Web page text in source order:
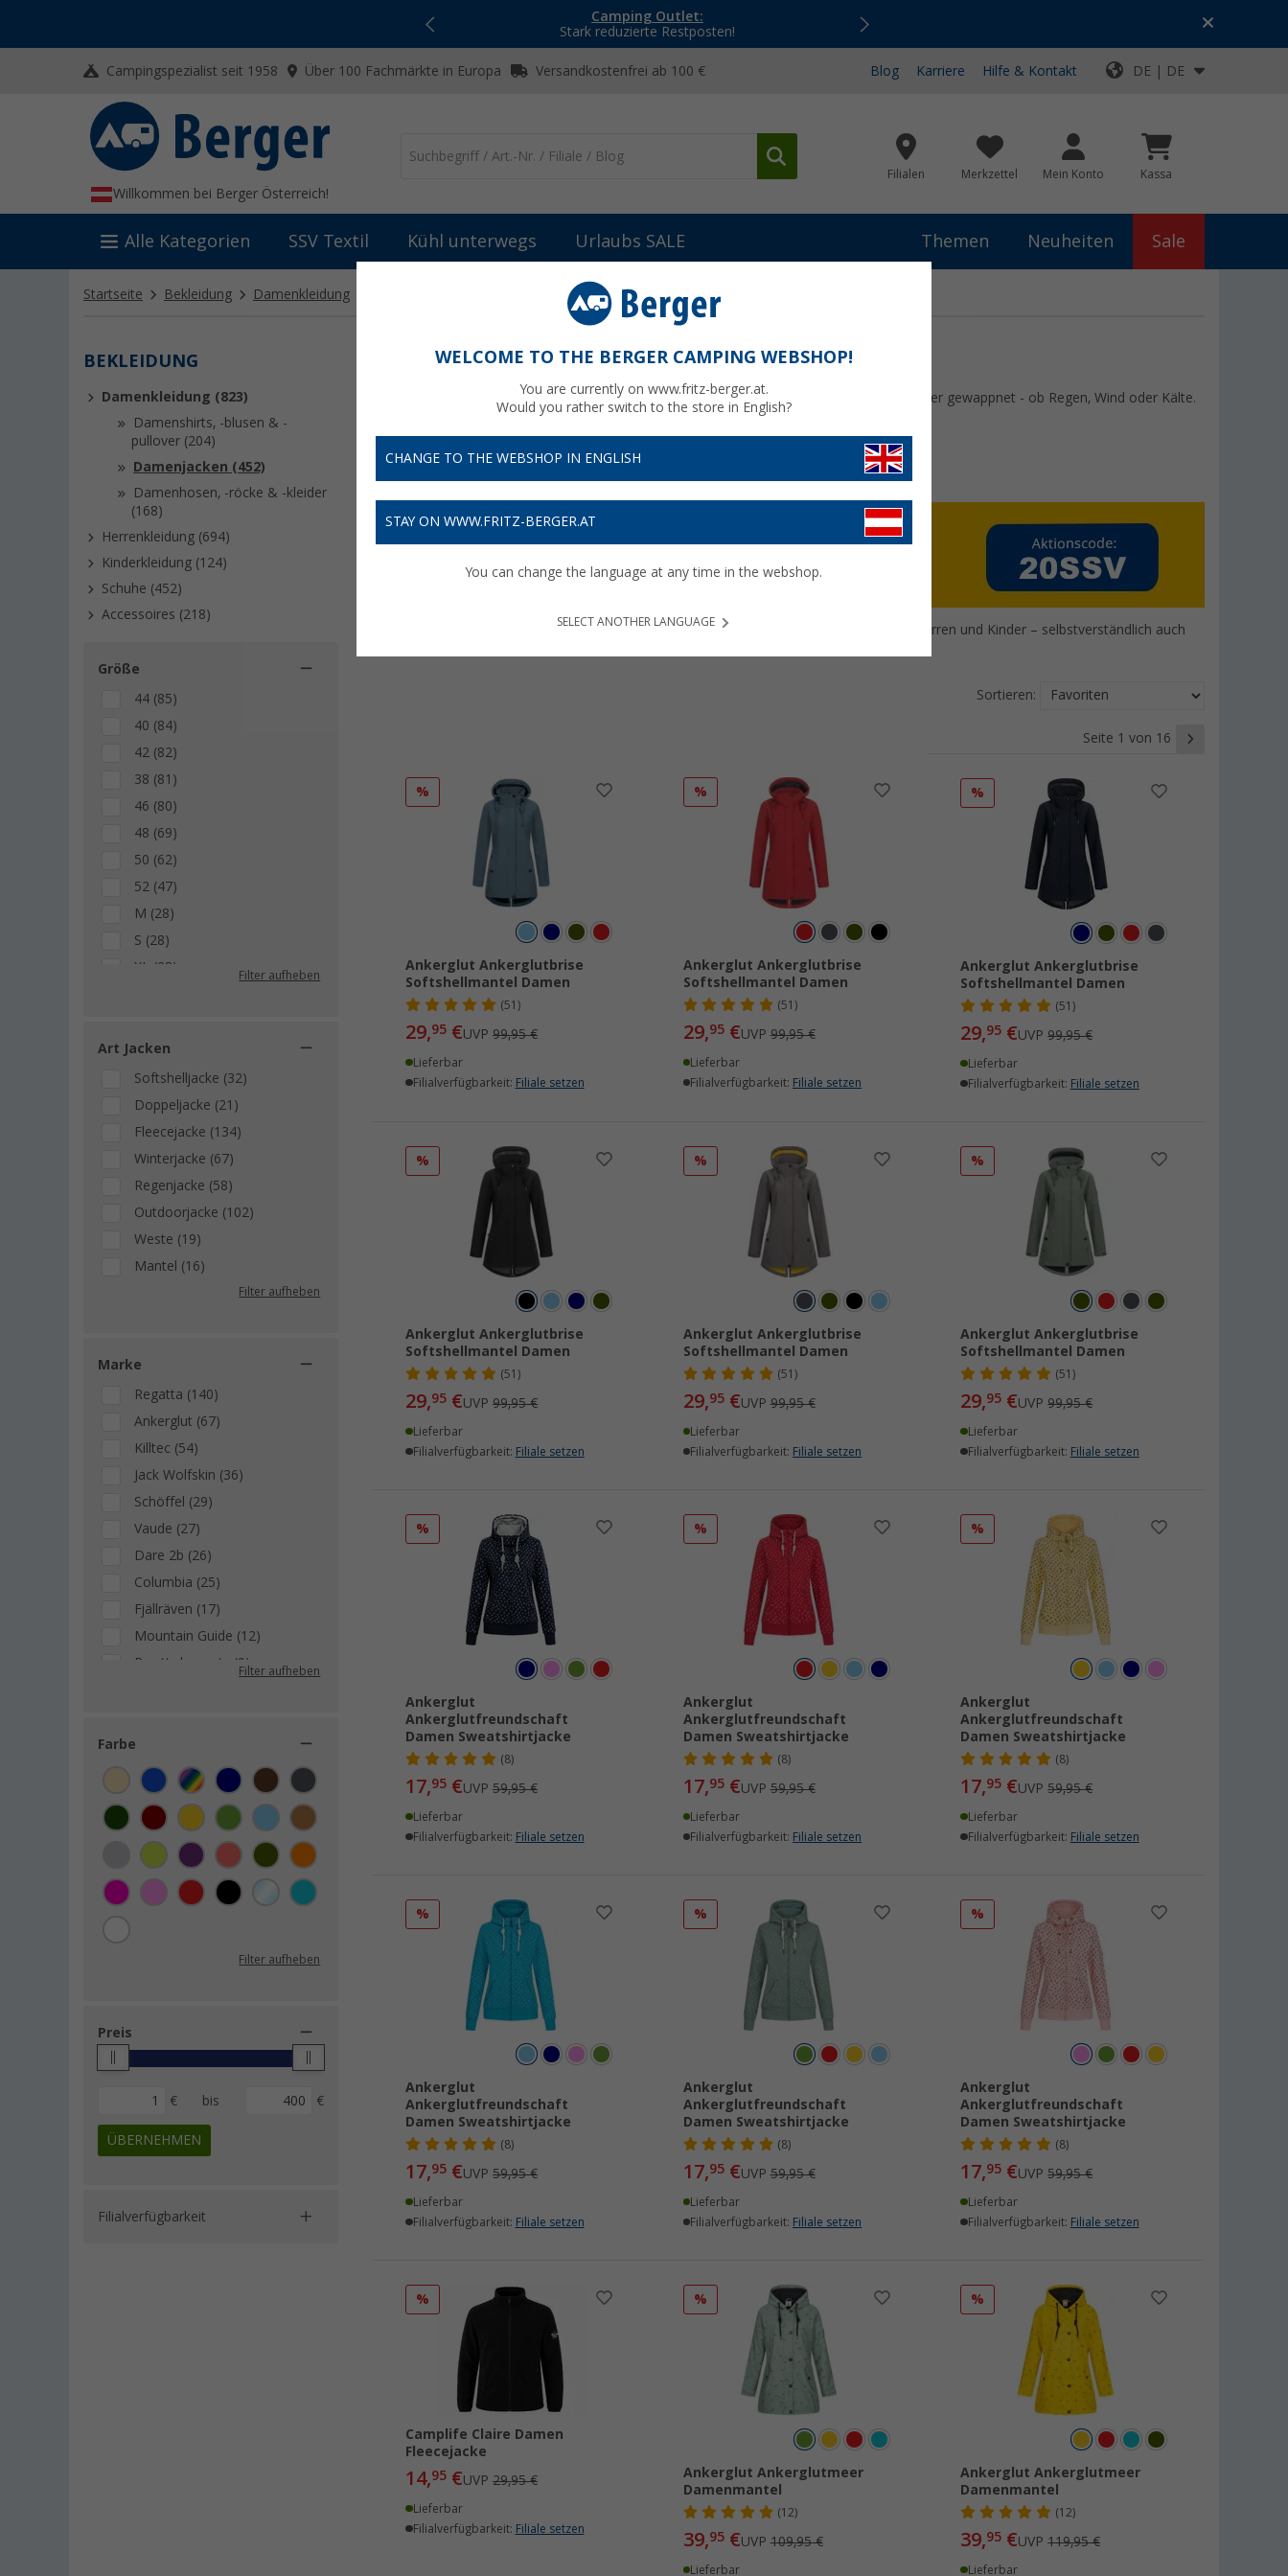
Camping Outlet:
Stark reduzierte Restposten!
Top-Deals für dein Abenteuer!
Campingspezialist seit 1958 Über 100 Fachmärkte in Europa Versandkostenfrei ab 100 € Blog Karriere Hilfe & Kontakt DE | DE
Willkommen bei Berger Österreich!
Filialen Merkzettel Mein Konto Kassa
Alle Kategorien SSV Textil Kühl unterwegs Urlaubs SALE Themen Neuheiten Sale
Startseite Bekleidung Damenkleidung
BEKLEIDUNG
Damenkleidung (823)
Damenshirts, -blusen & -
pullover (204)
Damenjacken (452)
Damenhosen, -röcke & -kleider
(168)
Herrenkleidung (694)
Kinderkleidung (124)
Schuhe (452)
Accessoires (218)
Größe
44 (85)
40 (84)
42 (82)
38 (81)
46 (80)
48 (69)
50 (62)
52 (47)
M (28)
S (28)
XL (28)
XXL (13)
XXXL (5)
4XL (4)
5XL (4)
Filter aufheben
Art Jacken
Softshelljacke (32)
Doppeljacke (21)
Fleecejacke (134)
Winterjacke (67)
Regenjacke (58)
Outdoorjacke (102)
Weste (19)
Mantel (16)
Filter aufheben
Marke
Regatta (140)
Ankerglut (67)
Killtec (54)
Jack Wolfskin (36)
Schöffel (29)
Vaude (27)
Dare 2b (26)
Columbia (25)
Fjällräven (17)
Mountain Guide (12)
Pro-X elements (9)
Deproc (2)
Basic Nature (1)
Camplife (1)
Filter aufheben
Farbe
Filter aufheben
Preis
€ bis €
ÜBERNEHMEN
Filialverfügbarkeit
DAMENJACKEN
Schlechtes Wetter? Kein Problem! Mit der richtigen Outdoorjacke bist du für jedes Abenteuer gewappnet - ob Regen, Wind oder Kälte.
Entdecke bei Berger Camping funktionale und stylische Damenjacken für draußen.
20SSVzusätzlich 20 % Rabatt auf Outdoor-Mode für Damen, Herren und Kinder – selbstverständlich auch
Sortieren:
Seite 1 von 16
%
Ankerglut Ankerglutbrise
Softshellmantel Damen
(51)
29,95 €UVP99,95 €
Lieferbar
Filialverfügbarkeit: Filiale setzen
%
Ankerglut Ankerglutbrise
Softshellmantel Damen
(51)
29,95€UVP99,95 €
Lieferbar
Filialverfügbarkeit: Filiale setzen
%
Ankerglut Ankerglutbrise
Softshellmantel Damen
(51)
29,95 €UVP99,95 €
Lieferbar
Filialverfügbarkeit: Filiale setzen
%
Ankerglut Ankerglutbrise
Softshellmantel Damen
(51)
29,95 €UVP99,95 €
Lieferbar
Filialverfügbarkeit: Filiale setzen
%
Ankerglut Ankerglutbrise
Softshellmantel Damen
(51)
29,95€UVP99,95 €
Lieferbar
Filialverfügbarkeit: Filiale setzen
%
Ankerglut Ankerglutbrise
Softshellmantel Damen
(51)
29,95 €UVP99,95 €
Lieferbar
Filialverfügbarkeit: Filiale setzen
%
Ankerglut
Ankerglutfreundschaft
Damen Sweatshirtjacke
(8)
17,95 €UVP59,95 €
Lieferbar
Filialverfügbarkeit: Filiale setzen
%
Ankerglut
Ankerglutfreundschaft
Damen Sweatshirtjacke
(8)
17,95€UVP59,95 €
Lieferbar
Filialverfügbarkeit: Filiale setzen
%
Ankerglut
Ankerglutfreundschaft
Damen Sweatshirtjacke
(8)
17,95 €UVP59,95 €
Lieferbar
Filialverfügbarkeit: Filiale setzen
%
Ankerglut
Ankerglutfreundschaft
Damen Sweatshirtjacke
(8)
17,95 €UVP59,95 €
Lieferbar
Filialverfügbarkeit: Filiale setzen
%
Ankerglut
Ankerglutfreundschaft
Damen Sweatshirtjacke
(8)
17,95€UVP59,95 €
Lieferbar
Filialverfügbarkeit: Filiale setzen
%
Ankerglut
Ankerglutfreundschaft
Damen Sweatshirtjacke
(8)
17,95 €UVP59,95 €
Lieferbar
Filialverfügbarkeit: Filiale setzen
%
Camplife Claire Damen
Fleecejacke
14,95 €UVP29,95 €
Lieferbar
Filialverfügbarkeit: Filiale setzen
%
Ankerglut Ankerglutmeer
Damenmantel
(12)
39,95€UVP109,95 €
Lieferbar
%
Ankerglut Ankerglutmeer
Damenmantel
(12)
39,95 €UVP119,95 €
Lieferbar
WELCOME TO THE BERGER CAMPING WEBSHOP!
You are currently on www.fritz-berger.at.
Would you rather switch to the store in English?
CHANGE TO THE WEBSHOP IN ENGLISH
STAY ON WWW.FRITZ-BERGER.AT
You can change the language at any time in the webshop.
SELECT ANOTHER LANGUAGE